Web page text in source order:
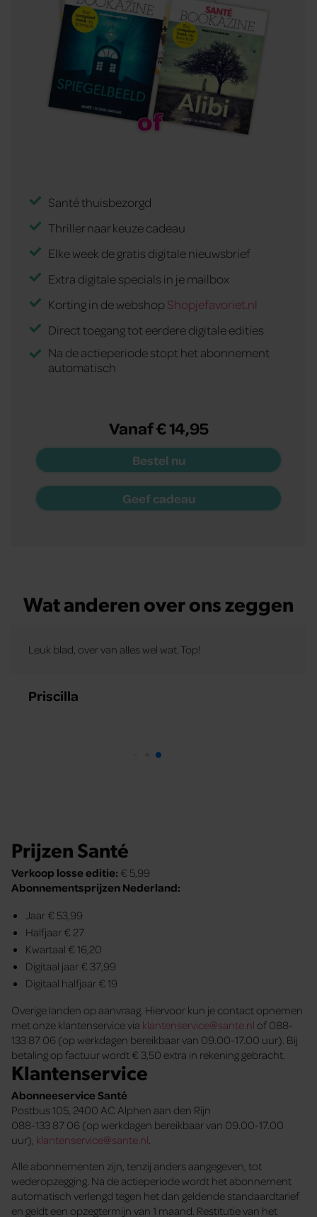
Santé thuisbezorgd
Thriller naar keuze cadeau
Elke week de gratis digitale nieuwsbrief
Extra digitale specials in je mailbox
Korting in de webshopShopjefavoriet.nl
Direct toegang tot eerdere digitale edities
Na de actieperiode stopt het abonnement
automatisch
Vanaf € 14,95
Bestel nu
Geef cadeau
Wat anderen over ons zeggen
Leuk blad, over van alles wel wat. Top!
Priscilla
Prijzen Santé
Verkoop losse editie: € 5,99
Abonnementsprijzen Nederland:
Jaar € 53,99
Halfjaar € 27
Kwartaal € 16,20
Digitaal jaar € 37,99
Digitaal halfjaar € 19
Overige landen op aanvraag. Hiervoor kun je contact opnemen
met onze klantenservice via klantenservice@sante.nl of 088-
133 87 06 (op werkdagen bereikbaar van 09.00-17.00 uur). Bij
betaling op factuur wordt € 3,50 extra in rekening gebracht.
Klantenservice
Abonneeservice Santé
Postbus 105, 2400 AC Alphen aan den Rijn
088-133 87 06 (op werkdagen bereikbaar van 09.00-17.00
uur), klantenservice@sante.nl
Alle abonnementen zijn, tenzij anders aangegeven, tot
wederopzegging. Na de actieperiode wordt het abonnement
automatisch verlengd tegen het dan geldende standaardtarief
en geldt een opzegtermijn van 1 maand. Restitutie van het